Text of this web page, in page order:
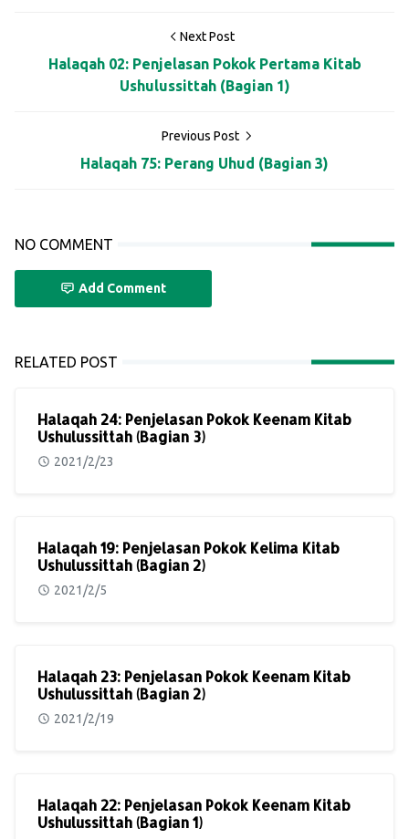
Next Post
Halaqah 02: Penjelasan Pokok Pertama Kitab
Ushulussittah (Bagian 1)
Previous Post
Halaqah 75: Perang Uhud (Bagian 3)
NO COMMENT
Add Comment
RELATED POST
Halaqah 24: Penjelasan Pokok Keenam Kitab
Ushulussittah (Bagian 3)
2021/2/23
Halaqah 19: Penjelasan Pokok Kelima Kitab
Ushulussittah (Bagian 2)
2021/2/5
Halaqah 23: Penjelasan Pokok Keenam Kitab
Ushulussittah (Bagian 2)
2021/2/19
Halaqah 22: Penjelasan Pokok Keenam Kitab
Ushulussittah (Bagian 1)